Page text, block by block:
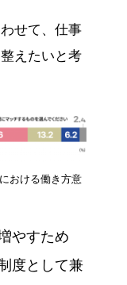
せて、仕事
えたいと考
おける働き方意
やすため
度として兼